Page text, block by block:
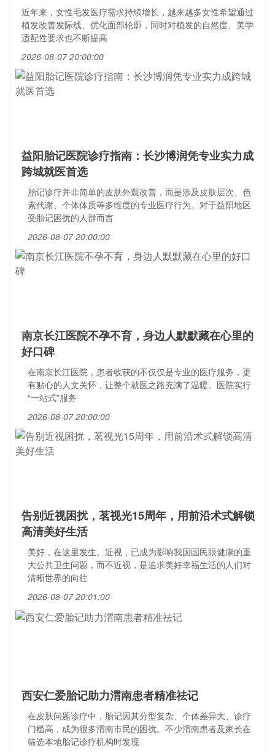
近年来，女性毛发医疗需求持续增长，越来越多女性希望通过
植发改善发际线、优化面部轮廓，同时对植发的自然度、美学
适配性要求也不断提高
2026-08-07 20:00:00
益阳胎记医院诊疗指南：长沙博润凭专业实力成
跨城就医首选
胎记诊疗并非简单的皮肤外观改善，而是涉及皮肤层次、色
素代谢、个体体质等多维度的专业医疗行为。对于益阳地区
受胎记困扰的人群而言
2026-08-07 20:00:00
南京长江医院不孕不育，身边人默默藏在心里的
好口碑
在南京长江医院，患者收获的不仅仅是专业的医疗服务，更
有贴心的人文关怀，让整个就医之路充满了温暖。医院实行
“一站式”服务
2026-08-07 20:00:00
告别近视困扰，茗视光15周年，用前沿术式解锁
高清美好生活
美好，在这里发生。近视，已成为影响我国国民眼健康的重
大公共卫生问题，而不近视，是追求美好幸福生活的人们对
清晰世界的向往
2026-08-07 20:01:00
西安仁爱胎记助力渭南患者精准祛记
在皮肤问题诊疗中，胎记因其分型复杂、个体差异大、诊疗
门槛高，成为很多渭南市民的困扰。不少渭南患者及家长在
筛选本地胎记诊疗机构时发现